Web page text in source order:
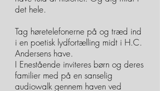
det hele.
Tag høretelefonerne på og træd ind
i en poetisk lydfortælling midt i H.C.
Andersens have.
I Enestående inviteres børn og deres
familier med på en sanselig
audiowalk gennem haven ved